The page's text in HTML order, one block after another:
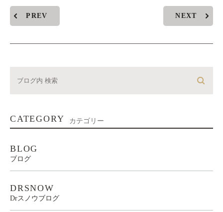
PREV NEXT
CATEGORY カテゴリー
BLOG
ブログ
DRSNOW
Drスノウブログ